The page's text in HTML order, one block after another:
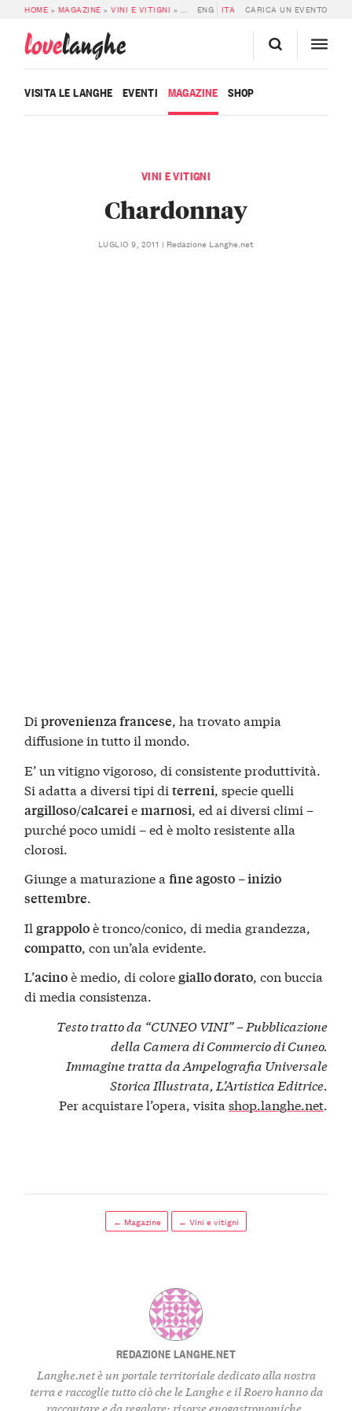
HOME » MAGAZINE »VINI E VITIGNI » CHARDONNAY
ENG ITA CARICA UN EVENTO
lovelanghe
VISITA LE LANGHE EVENTI MAGAZINE SHOP
VINI E VITIGNI
Chardonnay
LUGLIO 9, 2011 Redazione Langhe.net
Diprovenienza francese, ha trovato ampia
diffusione in tutto il mondo.
E’ un vitigno vigoroso, di consistente produttività.
Si adatta a diversi tipi diterreni , specie quelli
argilloso/calcarei emarnosi , ed ai diversi climi –
purché poco umidi – ed è molto resistente alla
clorosi.
Giunge a maturazione afine agosto–inizio
settembre.
Ilgrappoloè tronco/conico, di media grandezza,
compatto, con un’ala evidente.
L’acinoè medio, di coloregiallo dorato, con buccia
di media consistenza.
Testo tratto da “CUNEO VINI” – Pubblicazione
della Camera di Commercio di Cuneo.
Immagine tratta da Ampelografia Universale
Storica Illustrata, L’Artistica Editrice.
Per acquistare l’opera, visita shop.langhe.net.
← Magazine ← Vini e vitigni
REDAZIONE LANGHE.NET
Langhe.net è un portale territoriale dedicato alla nostra
terra e raccoglie tutto ciò che le Langhe e il Roero hanno da
raccontare e da regalare: risorse enogastronomiche,